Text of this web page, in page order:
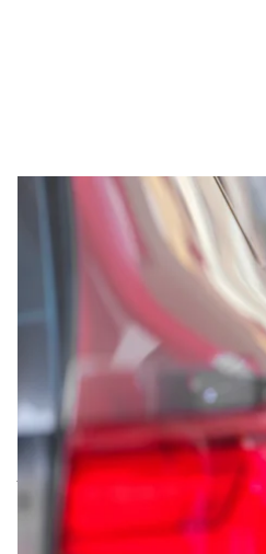
У тимчасово
20 літрів на добу в одні
нафтової промисловості
Про це повідомляє
Аксьонов заявив, що
регіону не купувати
Як передає видання, на
проте не скрізь. Там
Севастополі, де також
територіях: ліміти на
Донеччині, стверджують